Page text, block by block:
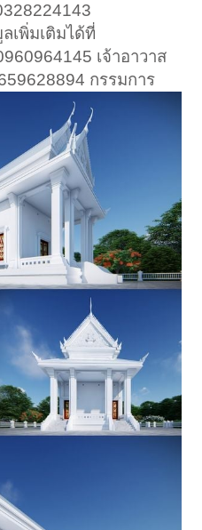
เพิ่มเติมได้ที่
เจ้าอาวาส
กรรมการ